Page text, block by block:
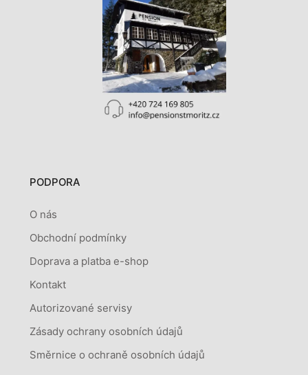
PODPORA
O nás
Obchodní podmínky
Doprava a platba e-shop
Kontakt
Autorizované servisy
Zásady ochrany osobních údajů
Směrnice o ochraně osobních údajů